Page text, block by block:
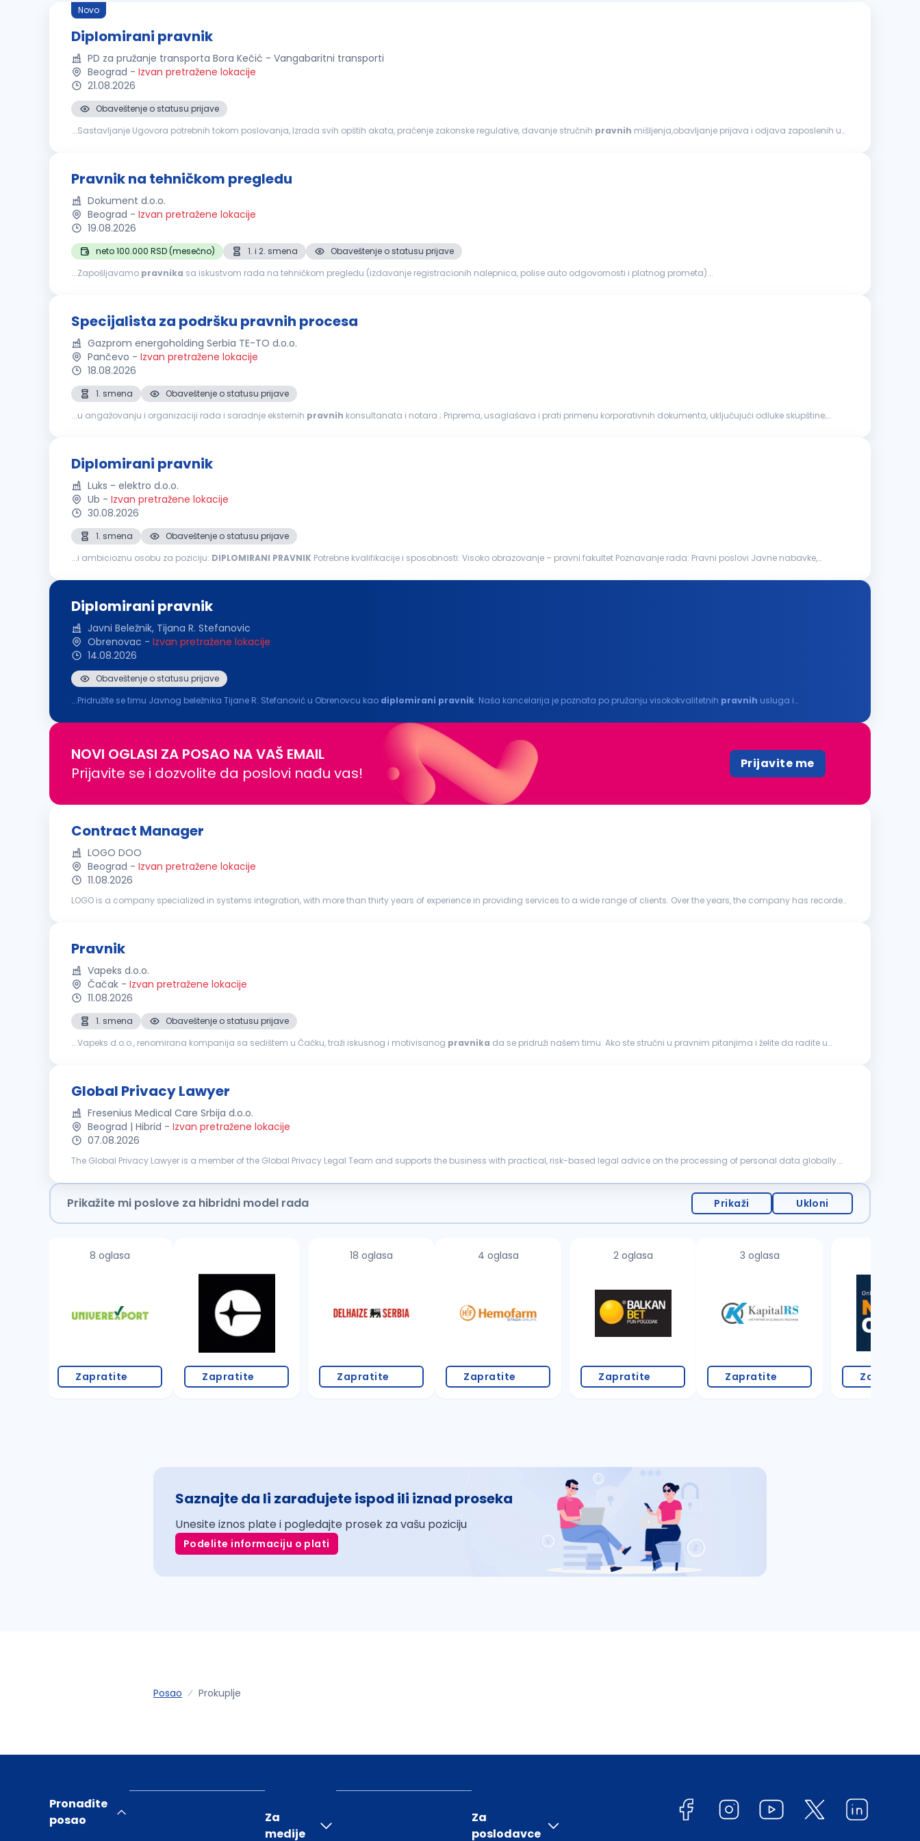
Novo
Diplomirani pravnik
PD za pružanje transporta Bora Kečić - Vangabaritni transporti
Beograd - Izvan pretražene lokacije
21.08.2026
Obaveštenje o statusu prijave
...Sastavljanje Ugovora potrebnih tokom poslovanja, Izrada svih opštih akata, praćenje zakonske regulative, davanje stručnih pravnih mišljenja,obavljanje prijava i odjava zaposlenih u
Pravnik na tehničkom pregledu
Dokument d.o.o.
Beograd - Izvan pretražene lokacije
19.08.2026
neto 100.000 RSD (mesečno) 1. i 2. smena
Obaveštenje o statusu prijave
...Zapošljavamo pravnika sa iskustvom rada na tehničkom pregledu (izdavanje registracionih nalepnica, polise auto odgovornosti i platnog prometa)...
Specijalista za podršku pravnih procesa
Gazprom energoholding Serbia TE-TO d.o.o.
Pančevo - Izvan pretražene lokacije
18.08.2026
1. smena
Obaveštenje o statusu prijave
...u angažovanju i organizaciji rada i saradnje eksternih pravnih konsultanata i notara ; Priprema, usaglašava i prati primenu korporativnih dokumenta, uključujući odluke skupštine;
Diplomirani pravnik
Luks - elektro d.o.o.
Ub - Izvan pretražene lokacije
30.08.2026
1. smena
Obaveštenje o statusu prijave
...i ambicioznu osobu za poziciju: DIPLOMIRANI PRAVNIK Potrebne kvalifikacije i sposobnosti: Visoko obrazovanje – pravni fakultet Poznavanje rada: Pravni poslovi Javne nabavke,
Diplomirani pravnik
Javni Beležnik, Tijana R. Stefanovic
Obrenovac - Izvan pretražene lokacije
14.08.2026
Obaveštenje o statusu prijave
...Pridružite se timu Javnog beležnika Tijane R. Stefanović u Obrenovcu kao diplomirani pravnik. Naša kancelarija je poznata po pružanju visokokvalitetnih pravnih usluga i
NOVI OGLASI ZA POSAO NA VAŠ EMAIL
Prijavite se i dozvolite da poslovi nađu vas!
Prijavite me
Contract Manager
LOGO DOO
Beograd - Izvan pretražene lokacije
11.08.2026
LOGO is a company specialized in systems integration, with more than thirty years of experience in providing services to a wide range of clients. Over the years, the company has recorded
Pravnik
Vapeks d.o.o.
Čačak - Izvan pretražene lokacije
11.08.2026
1. smena
Obaveštenje o statusu prijave
...Vapeks d.o.o., renomirana kompanija sa sedištem u Čačku, traži iskusnog i motivisanog pravnika da se pridruži našem timu. Ako ste stručni u pravnim pitanjima i želite da radite u
Global Privacy Lawyer
Fresenius Medical Care Srbija d.o.o.
Beograd | Hibrid - Izvan pretražene lokacije
07.08.2026
The Global Privacy Lawyer is a member of the Global Privacy Legal Team and supports the business with practical, risk-based legal advice on the processing of personal data globally.
Prikažite mi poslove za hibridni model rada Prikaži Ukloni
8 oglasa
Zapratite Zapratite
18 oglasa
Zapratite
4 oglasa
Zapratite
2 oglasa
Zapratite
3 oglasa
Zapratite Zapratite
Saznajte da li zarađujete ispod ili iznad proseka
Unesite iznos plate i pogledajte prosek za vašu poziciju
Podelite informaciju o plati
Posao Prokuplje
Pronađite
posao
Za
medije
Za
poslodavce